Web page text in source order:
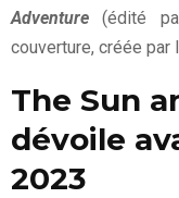
Adventure (édité
couverture, créée
The Sun
dévoile
2023